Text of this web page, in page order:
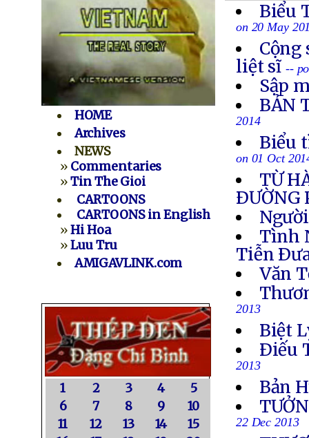
HOME
Archives
NEWS
» Commentaries
»Tin The Gioi
CARTOONS
CARTOONS in English
»Hi Hoa
»Luu Tru
AMIGAVLINK.com
1 2 3 4
5
6
7 8 9
10
11
12 13 14
15
Biểu
on 20 May
Cộng
liệt sĩ --
Sập
BẢN
2014
Biểu
on 01 Oct
TỪ
ÐƯỜNG
Tình
Tiễn
Văn
2013
Biệt
Ðiếu
2013
Bản
22 Dec 2013